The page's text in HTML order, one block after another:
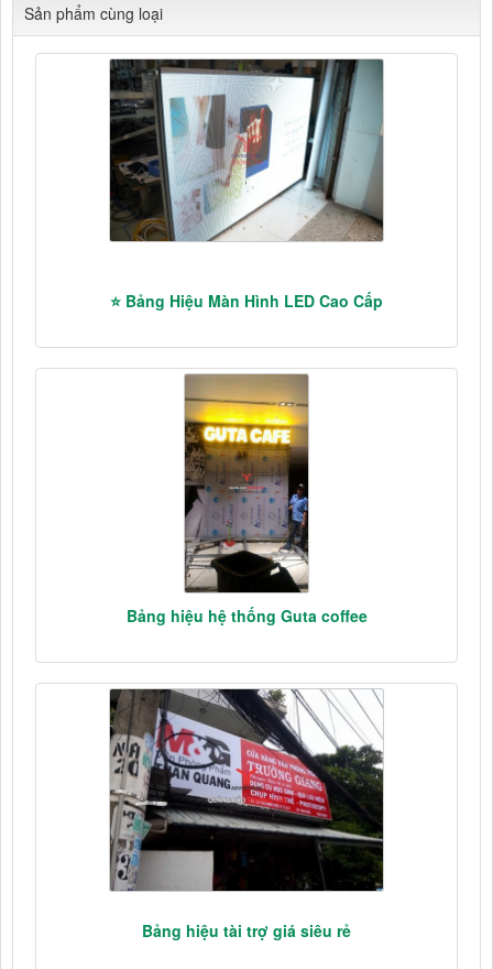
Sản phẩm cùng loại
⭐ Bảng Hiệu Màn Hình LED Cao Cấp
Bảng hiệu hệ thống Guta coffee
Bảng hiệu tài trợ giá siêu rẻ